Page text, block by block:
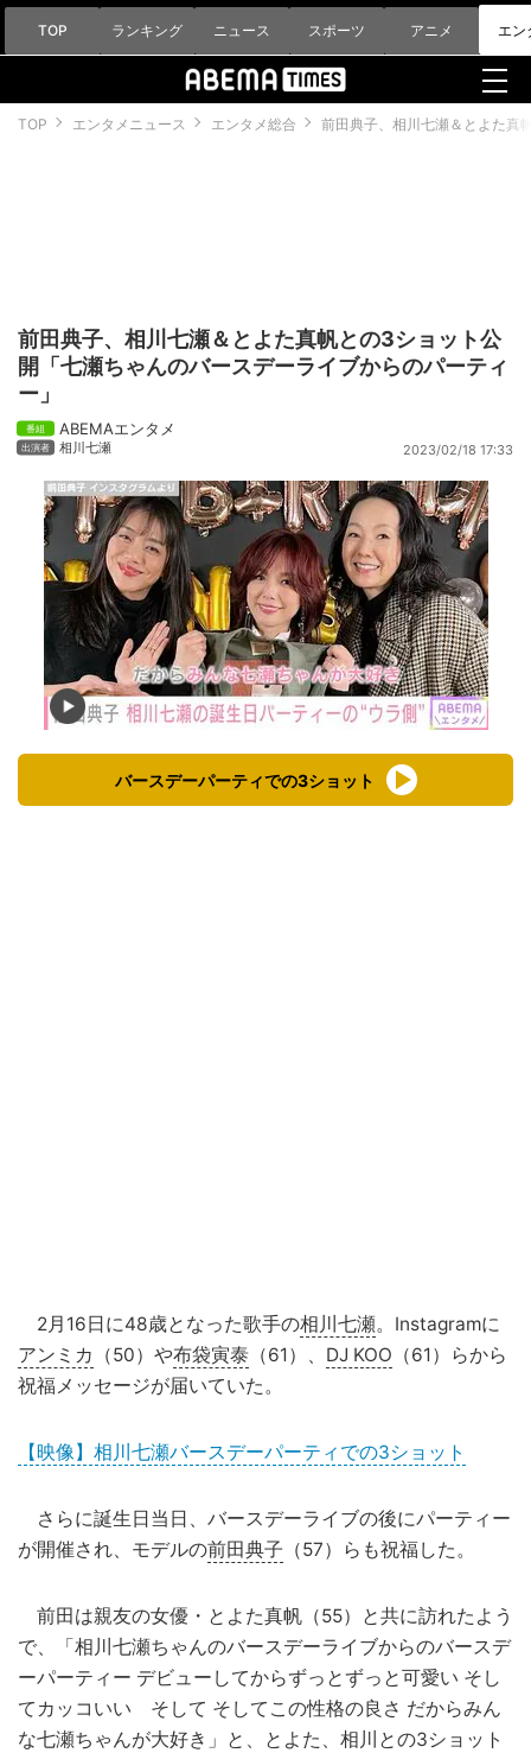
TOP ランキング ニュース スポーツ アニメ エン
TOP エンタメニュース エンタメ総合 前田典子、相川七瀬＆とよた真
前田典子、相川七瀬＆とよた真帆との3ショット公
開「七瀬ちゃんのバースデーライブからのパーティ
ー」
ABEMAエンタメ
相川七瀬 2023/02/18 17:33
バースデーパーティでの3ショット
2月16日に48歳となった歌手の相川七瀬。Instagramに
アンミカ
（50）や布袋寅泰 （61）、 DJ KOO （61）らから
祝福メッセージが届いていた。
【映像】相川七瀬バースデーパーティでの3ショット
さらに誕生日当日、バースデーライブの後にパーティー
が開催され、モデルの前田典子 （57）らも祝福した。
前田は親友の女優・とよた真帆（55）と共に訪れたよう
で、「相川七瀬ちゃんのバースデーライブからのバースデ
ーパーティー デビューしてからずっとずっと可愛い そし
てカッコいい そして そしてこの性格の良さ だからみん
な七瀬ちゃんが大好き」と、とよた、相川との3ショット